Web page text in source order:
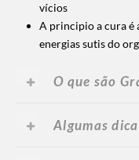
vícios
A principio a cura é
energias sutis do
O que são
Algumas